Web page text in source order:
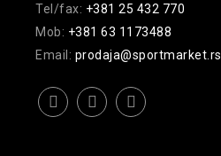
Tel/fax: +381 25 432 770
Mob: +381 63 1173488
Email: prodaja@sportmarket.rs